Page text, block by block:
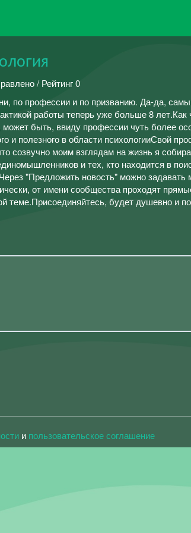
/ Рейтинг 0
по профессии и по призванию. Да-да,
работы теперь уже больше 8 лет.Как
быть, ввиду профессии чуть более
и полезного в области психологииСвой
созвучно моим взглядам на жизнь я
и тех, кто находится в
"Предложить новость" можно задавать
от имени сообщества проходят
теме.Присоединяйтесь, будет душевно и
и пользовательское соглашение